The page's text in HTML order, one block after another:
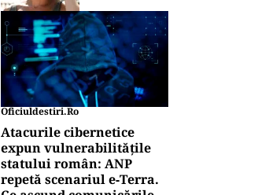
Oficiuldestiri.ro
Atacurile cibernetice
expun vulnerabilitățile
statului român: ANP
repetă scenariul e‑Terra.